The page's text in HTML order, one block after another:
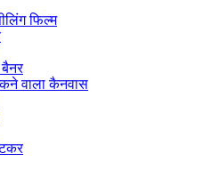
फिल्म
वाला कैनवास